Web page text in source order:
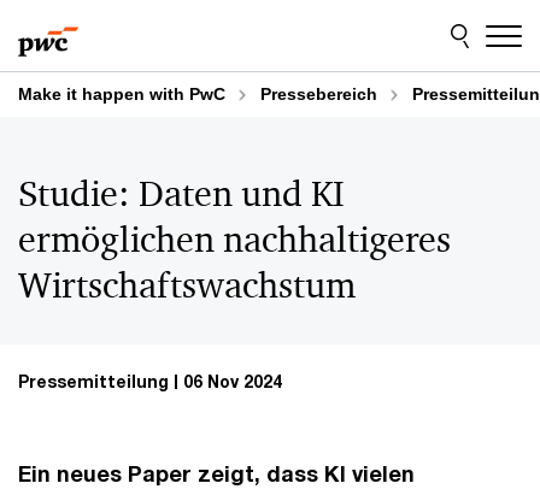
to
content
to
footer
Make it happen with PwC Pressebereich
Studie: Daten und KI
ermöglichen nachhaltigeres
Wirtschaftswachstum
Pressemitteilung 06 Nov 2024
Ein neues Paper zeigt, dass KI vielen